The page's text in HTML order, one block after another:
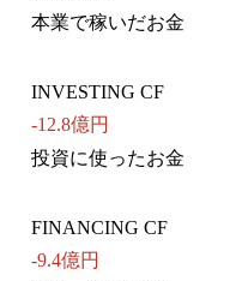
本業で稼いだお金
INVESTING CF
-12.8億円
投資に使ったお金
FINANCING CF
-9.4億円